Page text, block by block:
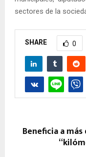
sectores de la
SHARE 0
Beneficia a